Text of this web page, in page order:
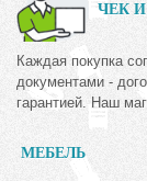
ЧЕК
Каждая покупка
документами -
гарантией. Наш
МЕБЕЛЬ